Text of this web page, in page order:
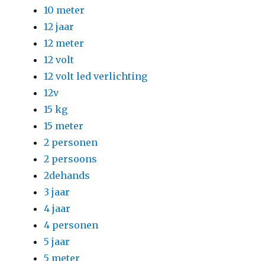
10 meter
12 jaar
12 meter
12 volt
12 volt led verlichting
12v
15 kg
15 meter
2 personen
2 persoons
2dehands
3 jaar
4 jaar
4 personen
5 jaar
5 meter